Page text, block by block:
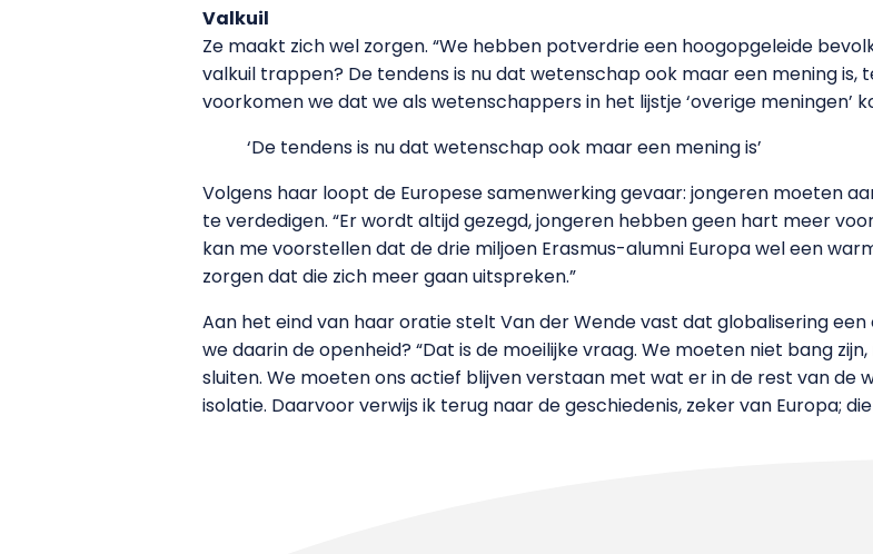
Valkuil
Ze maakt zich wel zorgen. “We hebben potverdrie een hoogopgeleide
valkuil trappen? De tendens is nu dat wetenschap ook maar een mening is,
voorkomen we dat we als wetenschappers in het lijstje ‘overige meningen’
‘De tendens is nu dat wetenschap ook maar een mening is’
Volgens haar loopt de Europese samenwerking gevaar: jongeren moeten
te verdedigen. “Er wordt altijd gezegd, jongeren hebben geen hart meer
kan me voorstellen dat de drie miljoen Erasmus-alumni Europa wel een
zorgen dat die zich meer gaan uitspreken.”
Aan het eind van haar oratie stelt Van der Wende vast dat globalisering
we daarin de openheid? “Dat is de moeilijke vraag. We moeten niet bang
sluiten. We moeten ons actief blijven verstaan met wat er in de rest van de
isolatie. Daarvoor verwijs ik terug naar de geschiedenis, zeker van Europa;